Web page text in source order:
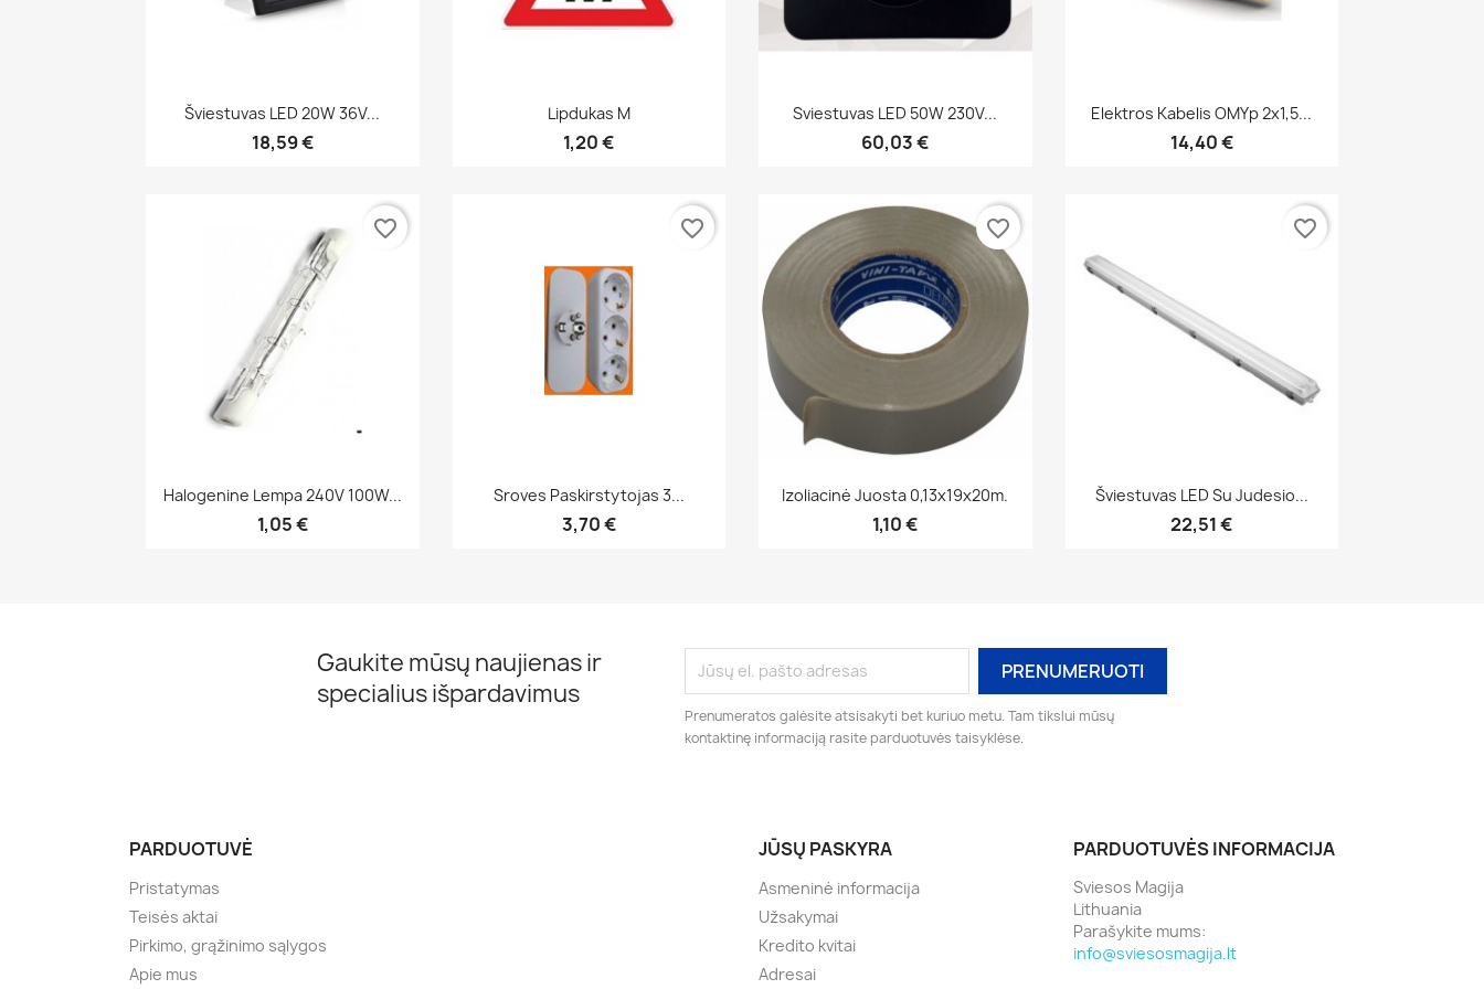
Greita peržiūra
Šviestuvas LED 20W 36V...
18,59 €
Greita peržiūra
Lipdukas M
1,20 €
Greita peržiūra
Sviestuvas LED 50W 230V...
60,03 €
Greita peržiūra
Elektros Kabelis OMYp 2x1,5...
14,40 €
Greita peržiūra
Halogenine Lempa 240V 100W...
1,05 €
favorite_border
Greita peržiūra
Sroves Paskirstytojas 3...
3,70 €
favorite_border
Greita peržiūra
Izoliacinė Juosta 0,13x19x20m.
1,10 €
favorite_border
Greita peržiūra
Šviestuvas LED Su Judesio...
22,51 €
favorite_border
Gaukite mūsų naujienas ir
specialius išpardavimus
Prenumeratos galėsite atsisakyti bet kuriuo metu. Tam tikslui mūsų
kontaktinę informaciją rasite parduotuvės taisyklėse.
PARDUOTUVĖ
Pristatymas
Teisės aktai
Pirkimo, grąžinimo sąlygos
Apie mus
JŪSŲ PASKYRA
Asmeninė informacija
Užsakymai
Kredito kvitai
Adresai
PARDUOTUVĖS INFORMACIJA
Sviesos Magija
Lithuania
Parašykite mums:
info@sviesosmagija.lt